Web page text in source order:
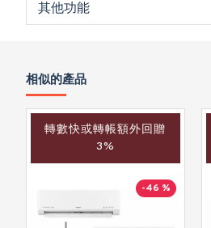
其他功能
相似的產品
轉數快或轉帳額外回贈
3%
-46 %